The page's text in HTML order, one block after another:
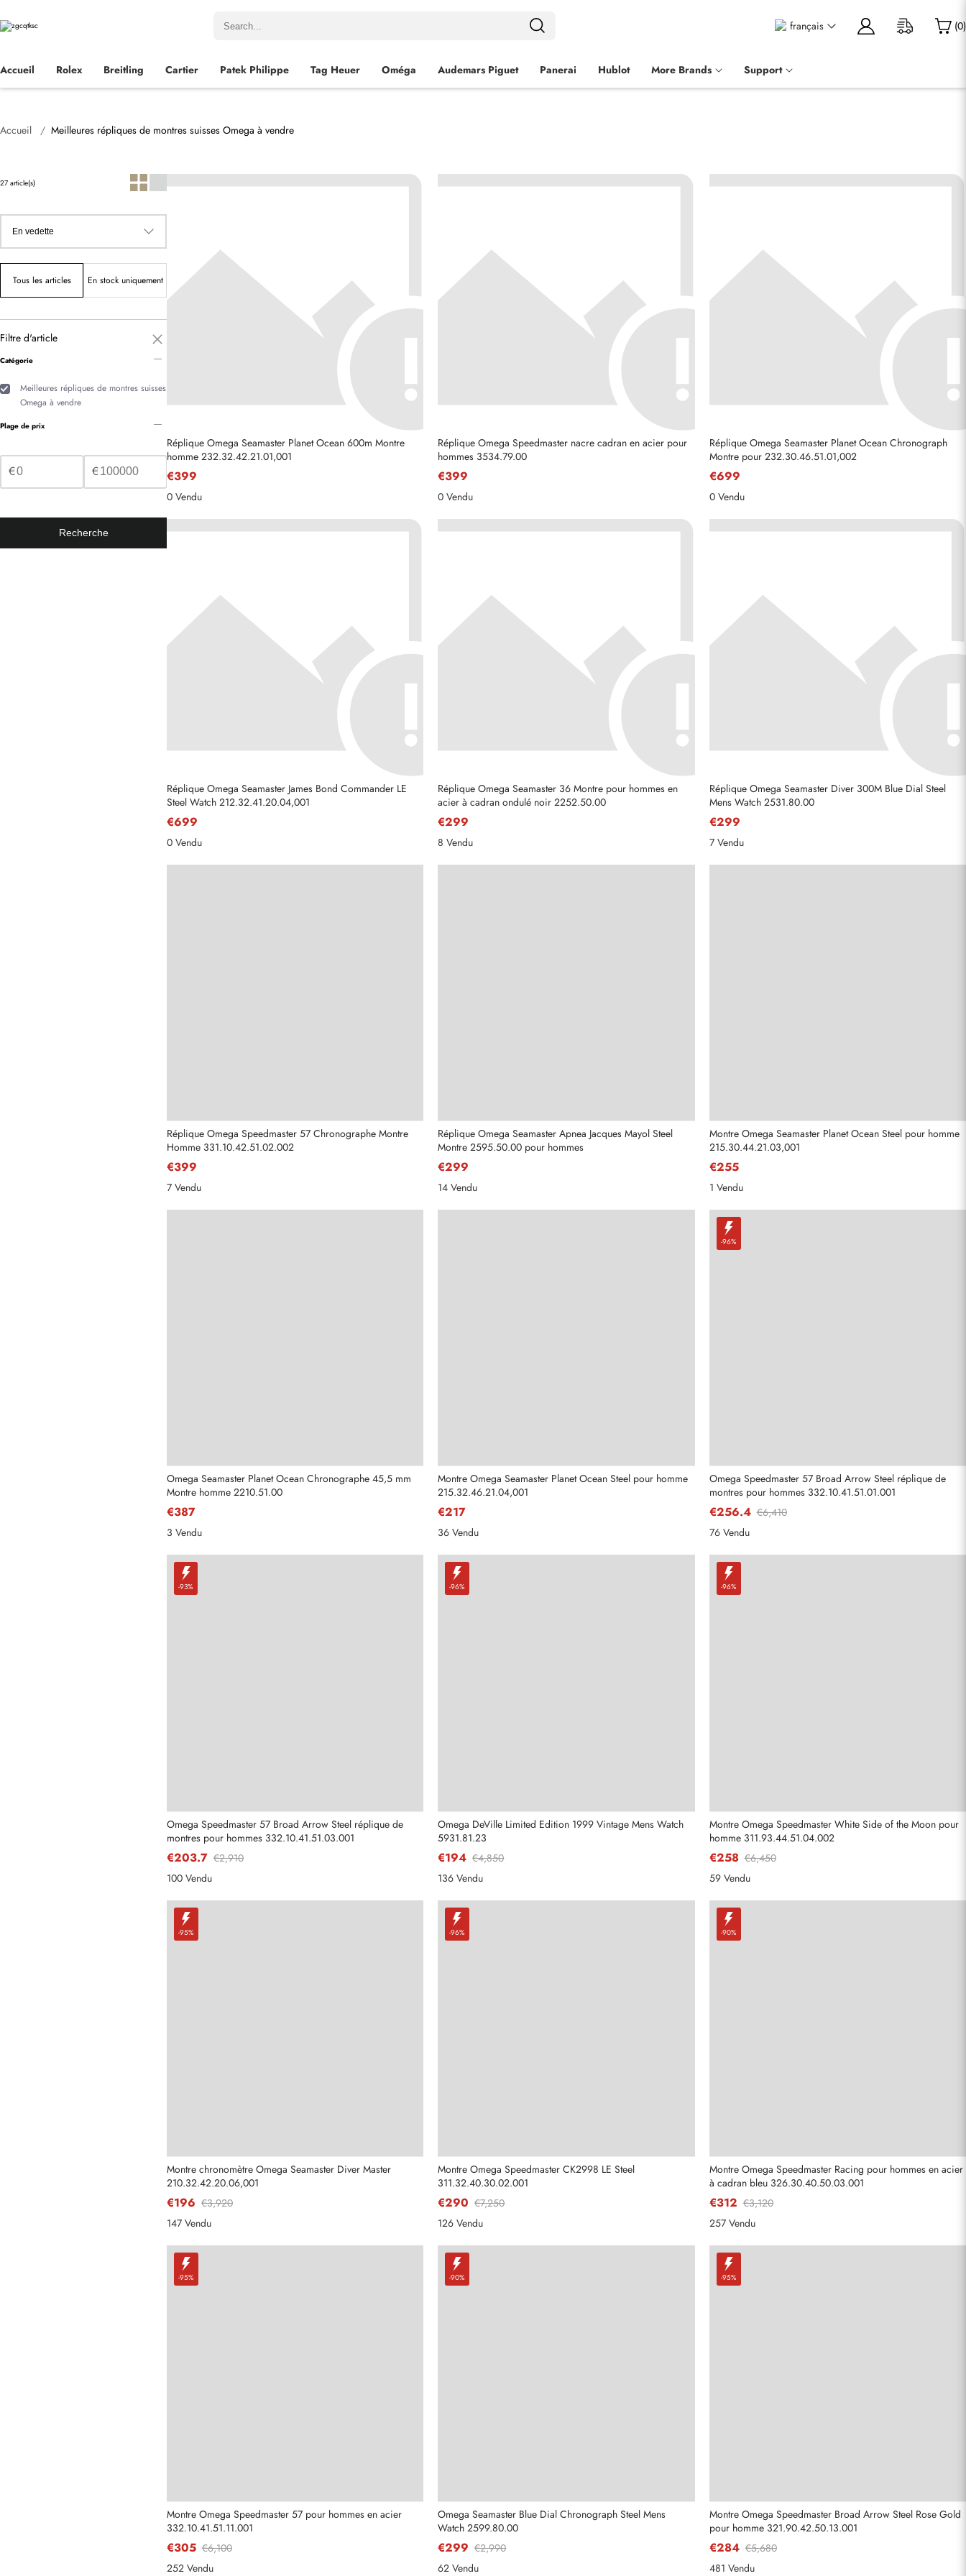
français (0)
Accueil Rolex Breitling Cartier Patek Philippe Tag Heuer Oméga Audemars Piguet Panerai Hublot More Brands Support
Accueil Meilleures répliques de montres suisses Omega à vendre
27 article(s)
Tous les articles En stock uniquement
Filtre d'article
Catégorie
Meilleures répliques de montres suisses
Omega à vendre
Plage de prix
€ €
Recherche
Réplique Omega Seamaster Planet Ocean 600m Montre
homme 232.32.42.21.01,001
€399
0 Vendu
Réplique Omega Speedmaster nacre cadran en acier pour
hommes 3534.79.00
€399
0 Vendu
Réplique Omega Seamaster Planet Ocean Chronograph
Montre pour 232.30.46.51.01,002
€699
0 Vendu
Réplique Omega Seamaster James Bond Commander LE
Steel Watch 212.32.41.20.04,001
€699
0 Vendu
Réplique Omega Seamaster 36 Montre pour hommes en
acier à cadran ondulé noir 2252.50.00
€299
8 Vendu
Réplique Omega Seamaster Diver 300M Blue Dial Steel
Mens Watch 2531.80.00
€299
7 Vendu
Réplique Omega Speedmaster 57 Chronographe Montre
Homme 331.10.42.51.02.002
€399
7 Vendu
Réplique Omega Seamaster Apnea Jacques Mayol Steel
Montre 2595.50.00 pour hommes
€299
14 Vendu
Montre Omega Seamaster Planet Ocean Steel pour homme
215.30.44.21.03,001
€255
1 Vendu
Omega Seamaster Planet Ocean Chronographe 45,5 mm
Montre homme 2210.51.00
€387
3 Vendu
Montre Omega Seamaster Planet Ocean Steel pour homme
215.32.46.21.04,001
€217
36 Vendu
-96%
Omega Speedmaster 57 Broad Arrow Steel réplique de
montres pour hommes 332.10.41.51.01.001
€256.4 €6,410
76 Vendu
-93%
Omega Speedmaster 57 Broad Arrow Steel réplique de
montres pour hommes 332.10.41.51.03.001
€203.7 €2,910
100 Vendu
-96%
Omega DeVille Limited Edition 1999 Vintage Mens Watch
5931.81.23
€194 €4,850
136 Vendu
-96%
Montre Omega Speedmaster White Side of the Moon pour
homme 311.93.44.51.04.002
€258 €6,450
59 Vendu
-95%
Montre chronomètre Omega Seamaster Diver Master
210.32.42.20.06,001
€196 €3,920
147 Vendu
-96%
Montre Omega Speedmaster CK2998 LE Steel
311.32.40.30.02.001
€290 €7,250
126 Vendu
-90%
Montre Omega Speedmaster Racing pour hommes en acier
à cadran bleu 326.30.40.50.03.001
€312 €3,120
257 Vendu
-95%
Montre Omega Speedmaster 57 pour hommes en acier
332.10.41.51.11.001
€305 €6,100
252 Vendu
-90%
Omega Seamaster Blue Dial Chronograph Steel Mens
Watch 2599.80.00
€299 €2,990
62 Vendu
-95%
Montre Omega Speedmaster Broad Arrow Steel Rose Gold
pour homme 321.90.42.50.13.001
€284 €5,680
481 Vendu